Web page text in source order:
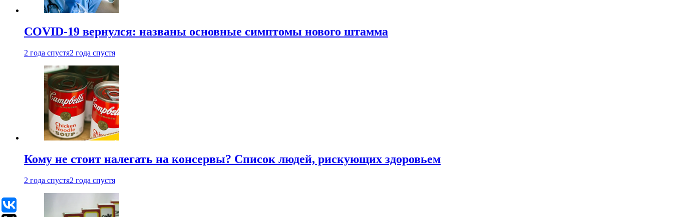
COVID-19 вернулся: названы основные симптомы нового штамма
2 года спустя2 года спустя
Кому не стоит налегать на консервы? Список людей, рискующих здоровьем
2 года спустя2 года спустя